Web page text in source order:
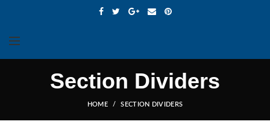
Section Dividers
HOME SECTION DIVIDERS